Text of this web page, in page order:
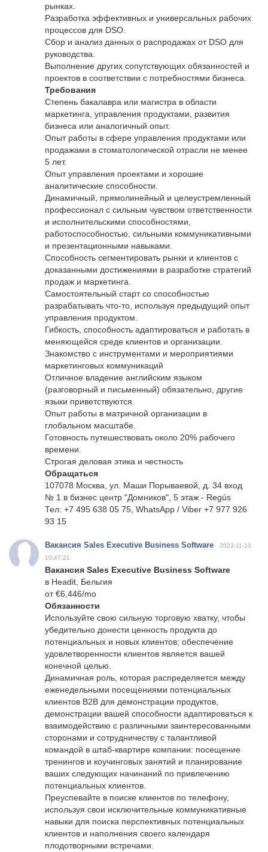
рынках.
Разработка эффективных и универсальных рабочих
процессов для DSO.
Сбор и анализ данных о распродажах от DSO для
руководства.
Выполнение других сопутствующих обязанностей и
проектов в соответствии с потребностями бизнеса.
Требования
Степень бакалавра или магистра в области
маркетинга, управления продуктами, развития
бизнеса или аналогичный опыт.
Опыт работы в сфере управления продуктами или
продажами в стоматологической отрасли не менее
5 лет.
Опыт управления проектами и хорошие
аналитические способности.
Динамичный, прямолинейный и целеустремленный
профессионал с сильным чувством ответственности
и исполнительскими способностями,
работоспособностью, сильными коммуникативными
и презентационными навыками.
Способность сегментировать рынки и клиентов с
доказанными достижениями в разработке стратегий
продаж и маркетинга.
Самостоятельный старт со способностью
разрабатывать что-то, используя предыдущий опыт
управления продуктом.
Гибкость, способность адаптироваться и работать в
меняющейся среде клиентов и организации.
Знакомство с инструментами и мероприятиями
маркетинговых коммуникаций
Отличное владение английским языком
(разговорный и письменный) обязательно, другие
языки приветствуются.
Опыт работы в матричной организации в
глобальном масштабе.
Готовность путешествовать около 20% рабочего
времени.
Строгая деловая этика и честность
Обращаться
107078 Москва, ул. Маши Порываевой, д. 34 вход
№ 1 в бизнес центр "Домников", 5 этаж - Regús
Тел: +7 495 638 05 75, WhatsApp / Viber +7 977 926
93 15
Вакансия Sales Executive Business Software
2023-11-10
10:47:21
Вакансия Sales Executive Business Software
в Headit, Бельгия
от €6,446/mo
Обязанности
Используйте свою сильную торговую хватку, чтобы
убедительно донести ценность продукта до
потенциальных и новых клиентов; обеспечение
удовлетворенности клиентов является вашей
конечной целью.
Динамичная роль, которая распределяется между
еженедельными посещениями потенциальных
клиентов B2B для демонстрации продуктов,
демонстрации вашей способности адаптироваться к
взаимодействию с различными заинтересованными
сторонами и сотрудничеству с талантливой
командой в штаб-квартире компании: посещение
тренингов и коучинговых занятий и планирование
ваших следующих начинаний по привлечению
потенциальных клиентов.
Преуспевайте в поиске клиентов по телефону,
используя свои исключительные коммуникативные
навыки для поиска перспективных потенциальных
клиентов и наполнения своего календаря
плодотворными встречами.